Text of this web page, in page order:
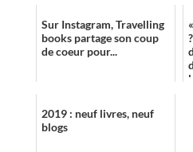
Sur Instagram, Travelling
books partage son coup
de coeur pour...
2019 : neuf livres, neuf
blogs